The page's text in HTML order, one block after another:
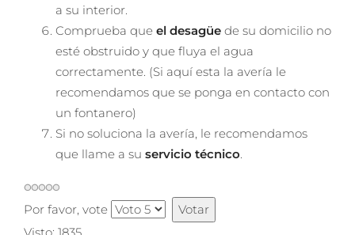
a su interior.
Comprueba que el desagüe de su domicilio no
esté obstruido y que fluya el agua
correctamente. (Si aquí esta la avería le
recomendamos que se ponga en contacto con
un fontanero)
Si no soluciona la avería, le recomendamos
que llame a su servicio técnico.
Por favor, vote